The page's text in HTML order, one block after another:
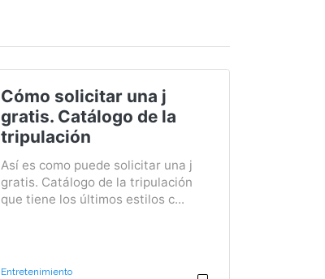
Cómo solicitar una j
gratis. Catálogo de la
tripulación
Así es como puede solicitar una j
gratis. Catálogo de la tripulación
que tiene los últimos estilos c...
Entretenimiento